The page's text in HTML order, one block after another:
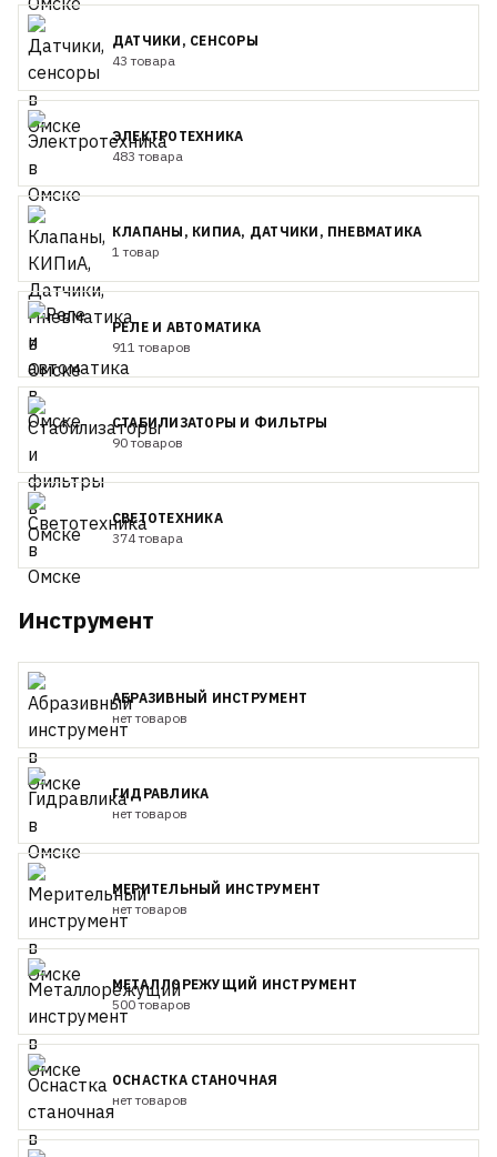
ДАТЧИКИ, СЕНСОРЫ
43 товара
ЭЛЕКТРОТЕХНИКА
483 товара
КЛАПАНЫ, КИПИА, ДАТЧИКИ, ПНЕВМАТИКА
1 товар
РЕЛЕ И АВТОМАТИКА
911 товаров
СТАБИЛИЗАТОРЫ И ФИЛЬТРЫ
90 товаров
СВЕТОТЕХНИКА
374 товара
Инструмент
АБРАЗИВНЫЙ ИНСТРУМЕНТ
нет товаров
ГИДРАВЛИКА
нет товаров
МЕРИТЕЛЬНЫЙ ИНСТРУМЕНТ
нет товаров
МЕТАЛЛОРЕЖУЩИЙ ИНСТРУМЕНТ
500 товаров
ОСНАСТКА СТАНОЧНАЯ
нет товаров